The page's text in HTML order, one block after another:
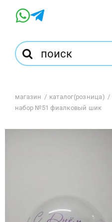
Результат
поиска:
Магазин
Избранное
магазин каталог(розница)
набор №51 фиалковый шик